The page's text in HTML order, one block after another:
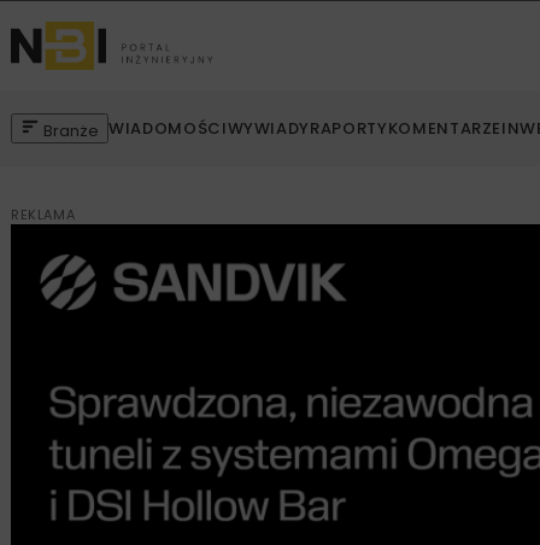
Branże WIADOMOŚCIWYWIADYRAPORTYKOMENTARZE
REKLAMA